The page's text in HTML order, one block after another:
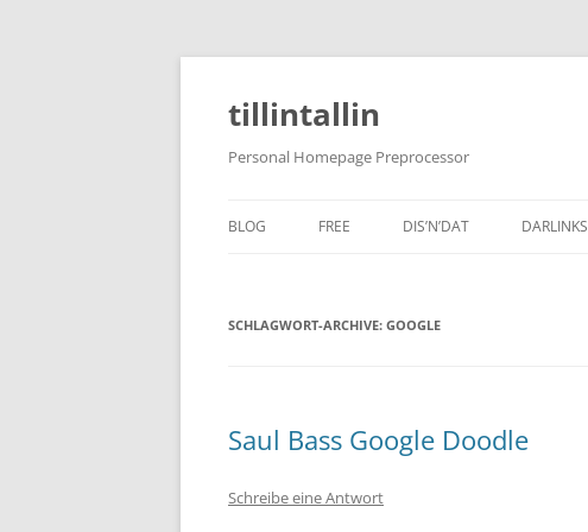
tillintallin
Personal Homepage Preprocessor
BLOG FREE DIS’N’DAT DARLINKS
SCHLAGWORT-ARCHIVE: GOOGLE
Saul Bass Google Doodle
Schreibe eine Antwort